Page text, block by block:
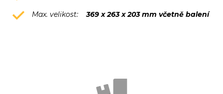
Max. velikost: 369 x 263 x 203 mm včetně balení